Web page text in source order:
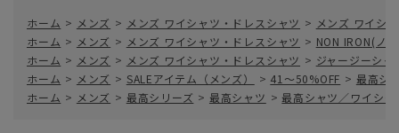
ホーム > メンズ > メンズ ワイシャツ・ドレスシャツ > メンズ ワイシ
ホーム > メンズ > メンズ ワイシャツ・ドレスシャツ > NON IRON(ノ
ホーム > メンズ > メンズ ワイシャツ・ドレスシャツ > ジャージーシャ
ホーム > メンズ > SALEアイテム（メンズ） > 41～50%OFF > 最高シ
ホーム > メンズ > 最高シリーズ > 最高シャツ > 最高シャツ／ワイシ